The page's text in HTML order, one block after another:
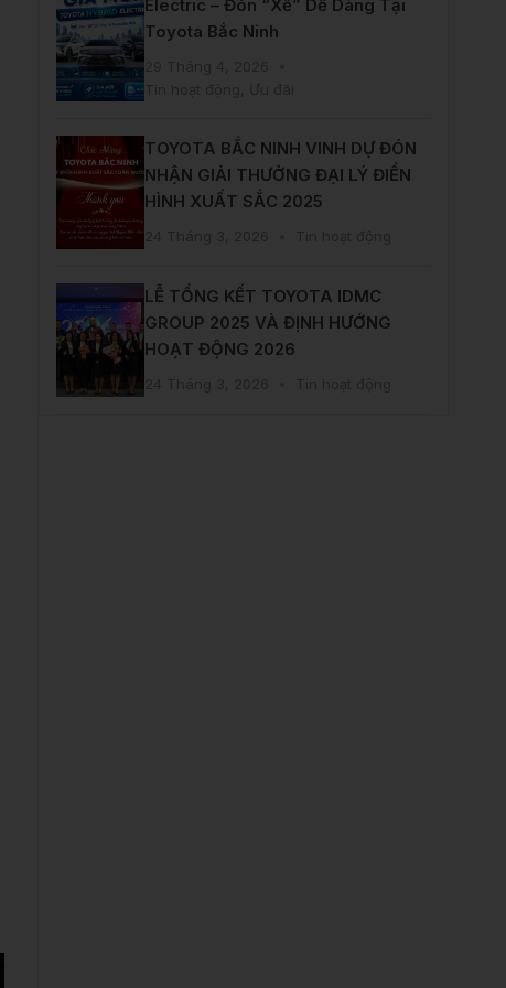
Electric – Đón “Xế” Dễ Dàng Tại
Toyota Bắc Ninh
TOYOTA BẮC NINH VINH DỰ ĐÓN
NHẬN GIẢI THƯỞNG ĐẠI LÝ ĐIỂN
HÌNH XUẤT SẮC 2025
LỄ TỔNG KẾT TOYOTA IDMC
GROUP 2025 VÀ ĐỊNH HƯỚNG
HOẠT ĐỘNG 2026